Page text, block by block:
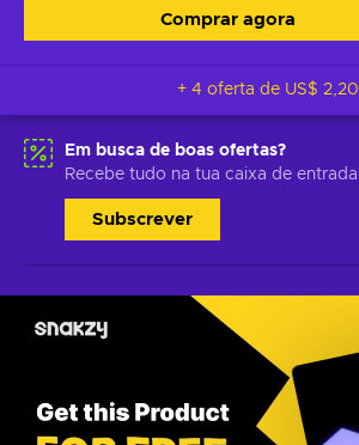
Comprar agora
+ 4 oferta de US$ 2,20
Em busca de boas ofertas?
Recebe tudo na tua caixa de entrada
Subscrever